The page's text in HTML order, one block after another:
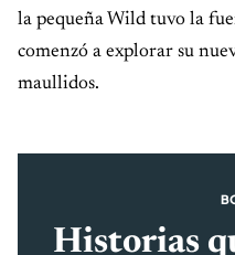
la pequeña Wild tuvo la
comenzó a explorar su
maullidos.
Historias